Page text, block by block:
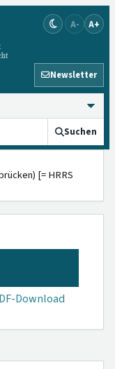
A- A+
Newsletter
Suchen
[= HRRS
Download